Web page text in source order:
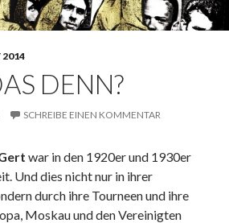
2014
DENN?
SCHREIBE EINEN KOMMENTAR
war in den 1920er und 1930er
Und dies nicht nur in ihrer
durch ihre Tourneen und ihre
Moskau und den Vereinigten